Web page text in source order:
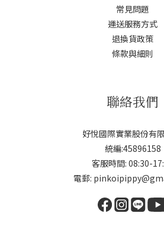
常見問題
運送服務方式
退換貨政策
條款與細則
聯絡我們
好悅國際實業股份有
統編:45896158
客服時間: 08:30-
電郵: